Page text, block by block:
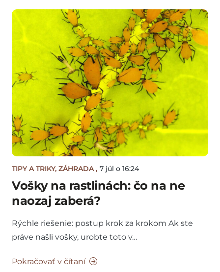
TIPY A TRIKY, ZÁHRADA, 7 júl o 16:24
Vošky na rastlinách: čo na ne
naozaj zaberá?
Rýchle riešenie: postup krok za krokom Ak ste
práve našli vošky, urobte toto v…
Pokračovať v čítaní